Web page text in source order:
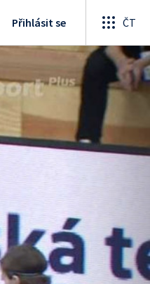
Přihlásit se ČT